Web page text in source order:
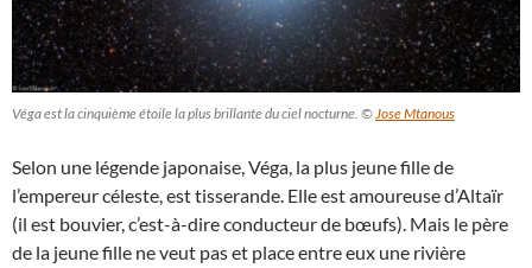
Véga est la cinquième étoile la plus brillante du ciel nocturne. © Jose Mtanous
Selon une légende japonaise, Véga, la plus jeune fille de
l’empereur céleste, est tisserande. Elle est amoureuse d’Altaïr
(il est bouvier, c’est-à-dire conducteur de bœufs). Mais le père
de la jeune fille ne veut pas et place entre eux une rivière